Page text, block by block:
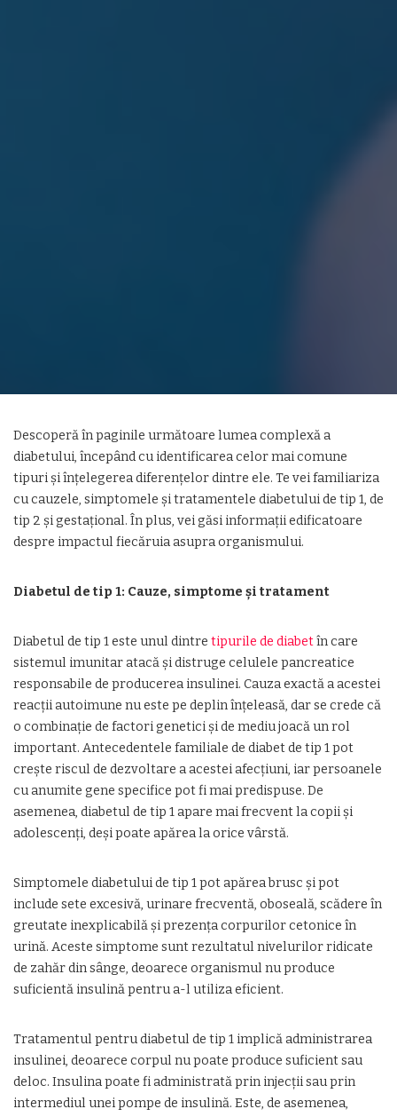
Descoperă în paginile următoare lumea complexă a
diabetului, începând cu identificarea celor mai comune
tipuri și înțelegerea diferențelor dintre ele. Te vei familiariza
cu cauzele, simptomele și tratamentele diabetului de tip 1, de
tip 2 și gestațional. În plus, vei găsi informații edificatoare
despre impactul fiecăruia asupra organismului.
Diabetul de tip 1: Cauze, simptome și tratament
Diabetul de tip 1 este unul dintre tipurile de diabetîn care
sistemul imunitar atacă și distruge celulele pancreatice
responsabile de producerea insulinei. Cauza exactă a acestei
reacții autoimune nu este pe deplin înțeleasă, dar se crede că
o combinație de factori genetici și de mediu joacă un rol
important. Antecedentele familiale de diabet de tip 1 pot
crește riscul de dezvoltare a acestei afecțiuni, iar persoanele
cu anumite gene specifice pot fi mai predispuse. De
asemenea, diabetul de tip 1 apare mai frecvent la copii și
adolescenți, deși poate apărea la orice vârstă.
Simptomele diabetului de tip 1 pot apărea brusc și pot
include sete excesivă, urinare frecventă, oboseală, scădere în
greutate inexplicabilă și prezența corpurilor cetonice în
urină. Aceste simptome sunt rezultatul nivelurilor ridicate
de zahăr din sânge, deoarece organismul nu produce
suficientă insulină pentru a-l utiliza eficient.
Tratamentul pentru diabetul de tip 1 implică administrarea
insulinei, deoarece corpul nu poate produce suficient sau
deloc. Insulina poate fi administrată prin injecții sau prin
intermediul unei pompe de insulină. Este, de asemenea,